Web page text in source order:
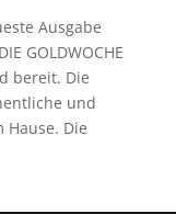
Ausgabe
GOLDWOCHE
bereit. Die
und
Hause. Die